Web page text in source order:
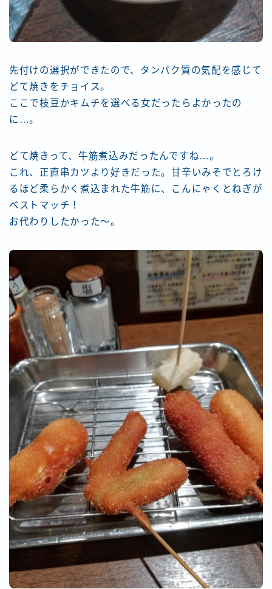
先付けの選択ができたので、タンパク質の気配を感じて
どて焼きをチョイス。
ここで枝豆かキムチを選べる女だったらよかったの
に…。
どて焼きって、牛筋煮込みだったんですね…。
これ、正直串カツより好きだった。甘辛いみそでとろけ
るほど柔らかく煮込まれた牛筋に、こんにゃくとねぎが
ベストマッチ！
お代わりしたかった～。